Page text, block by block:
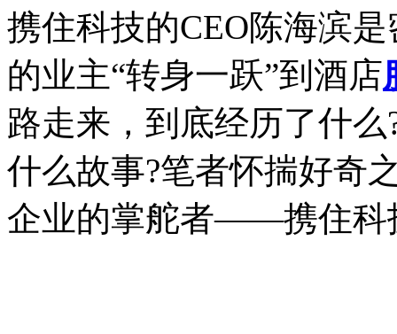
携住科技的CEO陈海滨
的业主“转身一跃”到酒店
路走来，到底经历了什
什么故事?笔者怀揣好奇
企业的掌舵者——携住科